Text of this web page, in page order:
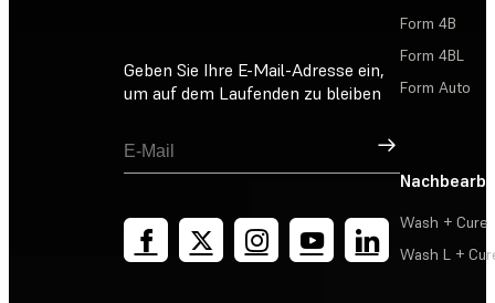
Geben Sie Ihre E-Mail-Adresse ein,
um auf dem Laufenden zu bleiben
Registrieren
Form 4B
Form 4BL
Form Auto
Wash + Cure
Wash L +